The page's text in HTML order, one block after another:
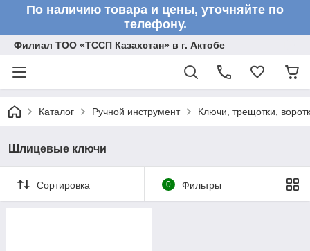
По наличию товара и цены, уточняйте по
телефону.
Филиал ТОО «ТССП Казахстан» в г. Актобе
Каталог Ручной инструмент Ключи, трещотки,
Шлицевые ключи
Сортировка 0 Фильтры